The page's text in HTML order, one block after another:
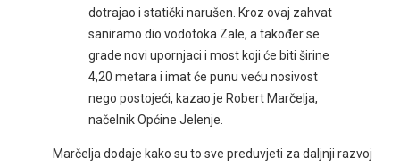
dotrajao i statički narušen. Kroz ovaj zahvat
saniramo dio vodotoka Zale, a također se
grade novi upornjaci i most koji će biti širine
4,20 metara i imat će punu veću nosivost
nego postojeći, kazao je Robert Marčelja,
načelnik Općine Jelenje.
Marčelja dodaje kako su to sve preduvjeti za daljnji razvoj